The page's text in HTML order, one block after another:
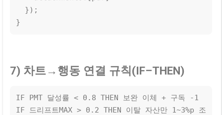
}
7) 차트→행동 연결 규칙(IF–THEN)
IF PMT 달성률 < 0.8 THEN 보완 이체 + 구독 -1
IF 드리프트MAX > 0.2 THEN 이탈 자산만 1~3%p 조